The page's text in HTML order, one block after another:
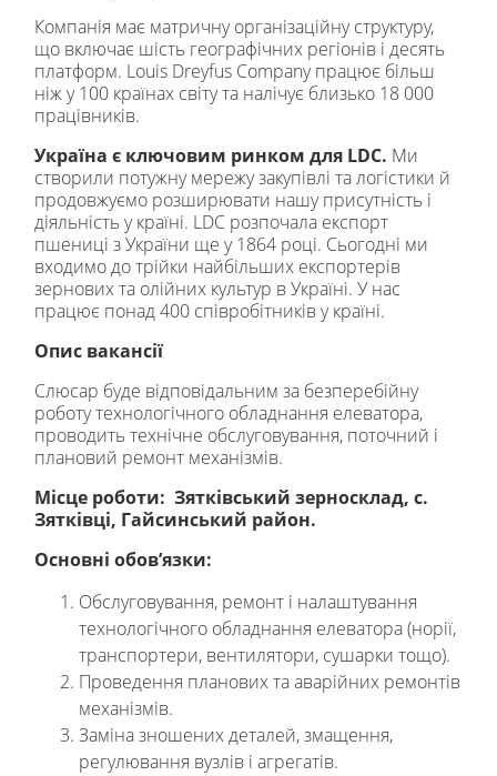
Компанія має матричну організаційну структуру,
що включає шість географічних регіонів і десять
платформ. Louis Dreyfus Company працює більш
ніж у 100 країнах світу та налічує близько 18 000
працівників.
Україна є ключовим ринком для LDC. Ми
створили потужну мережу закупівлі та логістики й
продовжуємо розширювати нашу присутність і
діяльність у країні. LDC розпочала експорт
пшениці з України ще у 1864 році. Сьогодні ми
входимо до трійки найбільших експортерів
зернових та олійних культур в Україні. У нас
працює понад 400 співробітників у країні.
Опис вакансії
Слюсар буде відповідальним за безперебійну
роботу технологічного обладнання елеватора,
проводить технічне обслуговування, поточний і
плановий ремонт механізмів.
Місце роботи: Зятківський зерносклад, с.
Зятківці, Гайсинський район.
Основні обов’язки:
Обслуговування, ремонт і налаштування
технологічного обладнання елеватора (норії,
транспортери, вентилятори, сушарки тощо).
Проведення планових та аварійних ремонтів
механізмів.
Заміна зношених деталей, змащення,
регулювання вузлів і агрегатів.